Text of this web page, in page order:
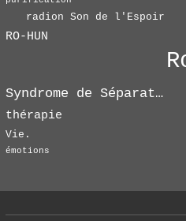
radion Son de l'Espoir
RO-HUN
Syndrome de Séparation
thérapie
Vie.
émotions